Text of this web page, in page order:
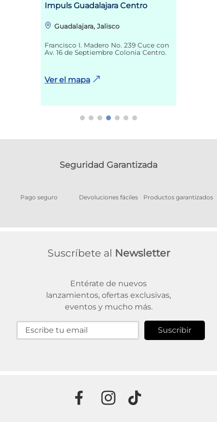
Impuls Guadalajara Centro
Guadalajara, Jalisco
Francisco I. Madero No. 239 Cuce con
Av. 16 de Septiembre Colonia Centro.
Ver el mapa
Seguridad Garantizada
Pago seguro Devoluciones fáciles Productos garantizados
Suscríbete al Newsletter
Entérate de nuevos
lanzamientos, ofertas exclusivas,
eventos y mucho más.
Suscribir